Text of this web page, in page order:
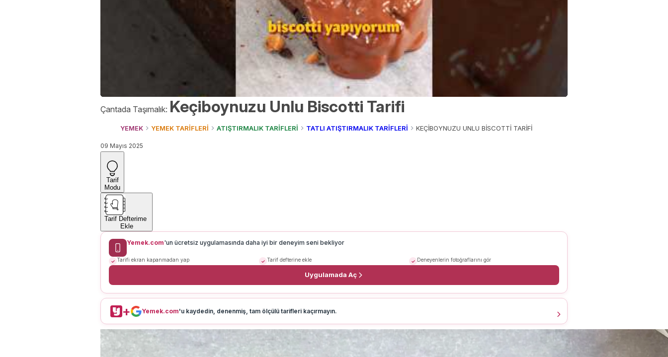
Çantada Taşımalık: Keçiboynuzu Unlu Biscotti Tarifi
YEMEK YEMEK TARİFLERİ ATIŞTIRMALIK TARİFLERİ TATLI ATIŞTIRMALIK TARİFLERİ KEÇİBOYNUZU UNLU BİSCOTTİ TARİFİ
09 Mayıs 2025
Tarif
Modu
Tarif Defterime
Ekle
Yemek.com'un ücretsiz uygulamasında daha iyi bir deneyim seni bekliyor
Tarifi ekran kapanmadan yap Tarif defterine ekle Deneyenlerin fotoğraflarını gör
Uygulamada Aç
+ Yemek.com'u kaydedin, denenmiş, tam ölçülü tarifleri kaçırmayın.